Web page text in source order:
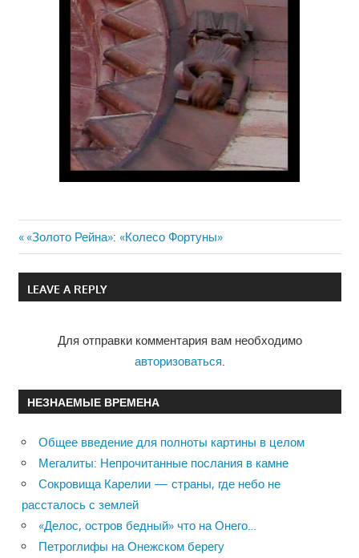
Навигация
по
Previous
Post:
«Золото Рейна»: «Колесо Фортуны»
LEAVE A REPLY
Для отправки комментария вам необходимо
авторизоваться
НЕЗНАЕМЫЕ ВРЕМЕНА
Общее введение для полноты картины в целом
Мегалиты: Непрочитанные послания в камне
Сокровища Карелии — страны, где небо не
рассталось с землей
«Делос, остров бедный» что на Онего…
Петроглифы на Онежском берегу